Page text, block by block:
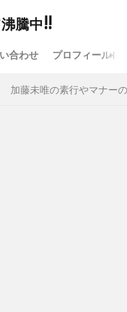
騰中!!
合わせ プロフィール
加藤未唯の素行やマナー